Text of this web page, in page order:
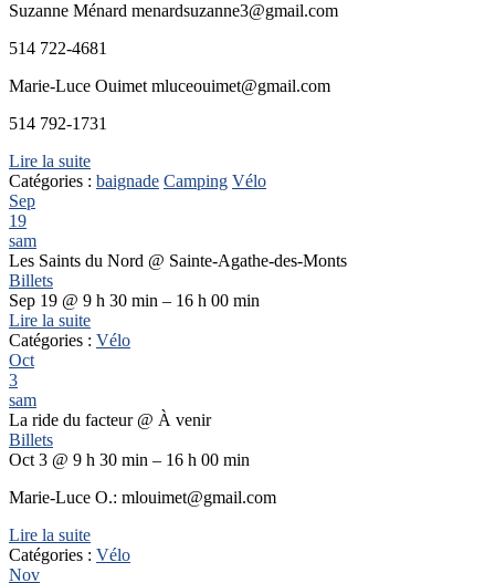
Suzanne Ménard menardsuzanne3@gmail.com
514 722-4681
Marie-Luce Ouimet mluceouimet@gmail.com
514 792-1731
Lire la suite
Catégories : baignade Camping Vélo
Sep
19
sam
Les Saints du Nord @ Sainte-Agathe-des-Monts
Billets
Sep 19 @ 9 h 30 min – 16 h 00 min
Lire la suite
Catégories : Vélo
Oct
3
sam
La ride du facteur @ À venir
Billets
Oct 3 @ 9 h 30 min – 16 h 00 min
Marie-Luce O.: mlouimet@gmail.com
Lire la suite
Catégories : Vélo
Nov